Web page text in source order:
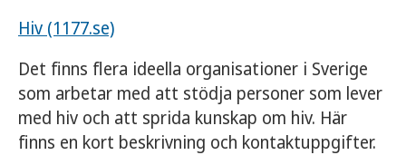
Hiv (1177.se)
Det finns flera ideella organisationer i Sverige
som arbetar med att stödja personer som lever
med hiv och att sprida kunskap om hiv. Här
finns en kort beskrivning och kontaktuppgifter.